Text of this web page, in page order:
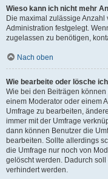
Wieso kann ich nicht mehr
Die maximal zulässige
Administration festgelegt.
zugelassen zu benötigen,
Nach oben
Wie bearbeite oder lösche
Wie bei den Beiträgen
einem Moderator oder einem
Umfrage zu bearbeiten,
immer mit der Umfrage
dann können Benutzer die
bearbeiten. Sollte allerdings
die Umfrage nur noch von
gelöscht werden. Dadurch
verhindert werden.